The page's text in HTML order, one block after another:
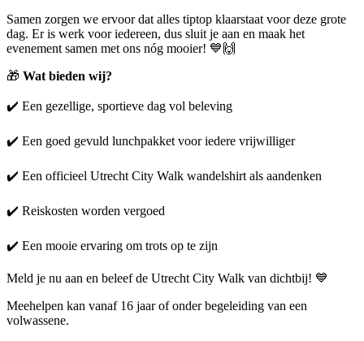
Samen zorgen we ervoor dat alles tiptop klaarstaat voor deze grote
dag. Er is werk voor iedereen, dus sluit je aan en maak het
evenement samen met ons nóg mooier! 💙🙌
🎁 Wat bieden wij?
✔️ Een gezellige, sportieve dag vol beleving
✔️ Een goed gevuld lunchpakket voor iedere vrijwilliger
✔️ Een officieel Utrecht City Walk wandelshirt als aandenken
✔️ Reiskosten worden vergoed
✔️ Een mooie ervaring om trots op te zijn
Meld je nu aan en beleef de Utrecht City Walk van dichtbij! 💙
Meehelpen kan vanaf 16 jaar of onder begeleiding van een
volwassene.